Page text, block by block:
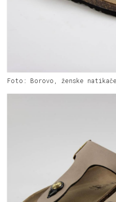
Foto: Borovo, ženske